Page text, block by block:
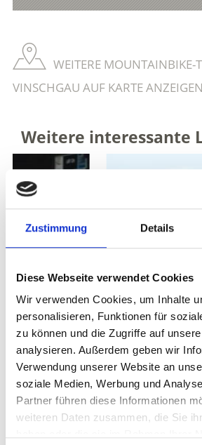
Zustimmung Details
Diese Webseite verwendet Cookies
Wir verwenden Cookies, um Inhalte
personalisieren, Funktionen für
zu können und die Zugriffe auf
analysieren. Außerdem geben wir
Verwendung unserer Website an
soziale Medien, Werbung und
Partner führen diese Informationen
weiteren Daten zusammen, die Sie
WEITERE MOUNTAINBIKE-
VINSCHGAU AUF KARTE ANZEIGEN
Weitere interessante
VINSCHGAUBIKE